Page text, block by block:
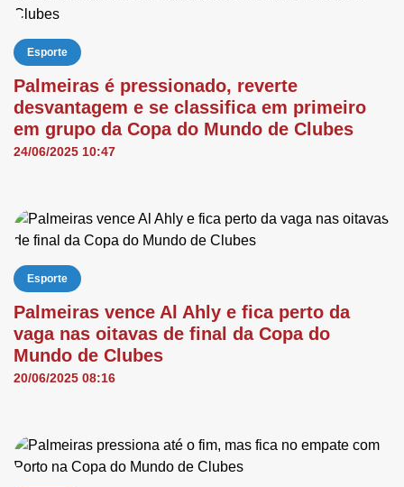
Esporte
Palmeiras é pressionado, reverte
desvantagem e se classifica em primeiro
em grupo da Copa do Mundo de Clubes
24/06/2025 10:47
Esporte
Palmeiras vence Al Ahly e fica perto da
vaga nas oitavas de final da Copa do
Mundo de Clubes
20/06/2025 08:16